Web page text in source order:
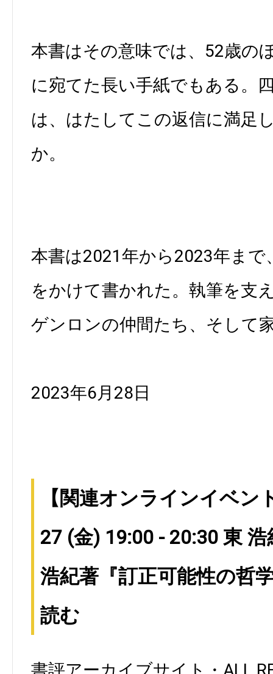
本書はその意味では、52歳の
に宛てた長い手紙でもある。
は、はたしてこの返信に満足
か。
本書は2021年から2023年まで
をかけて書かれた。執筆を支
ゲンロンの仲間たち、そして
2023年6月28日
【関連オンラインイベ
27 (金) 19:00 - 20:30 東
浩紀著『訂正可能性の哲
読む